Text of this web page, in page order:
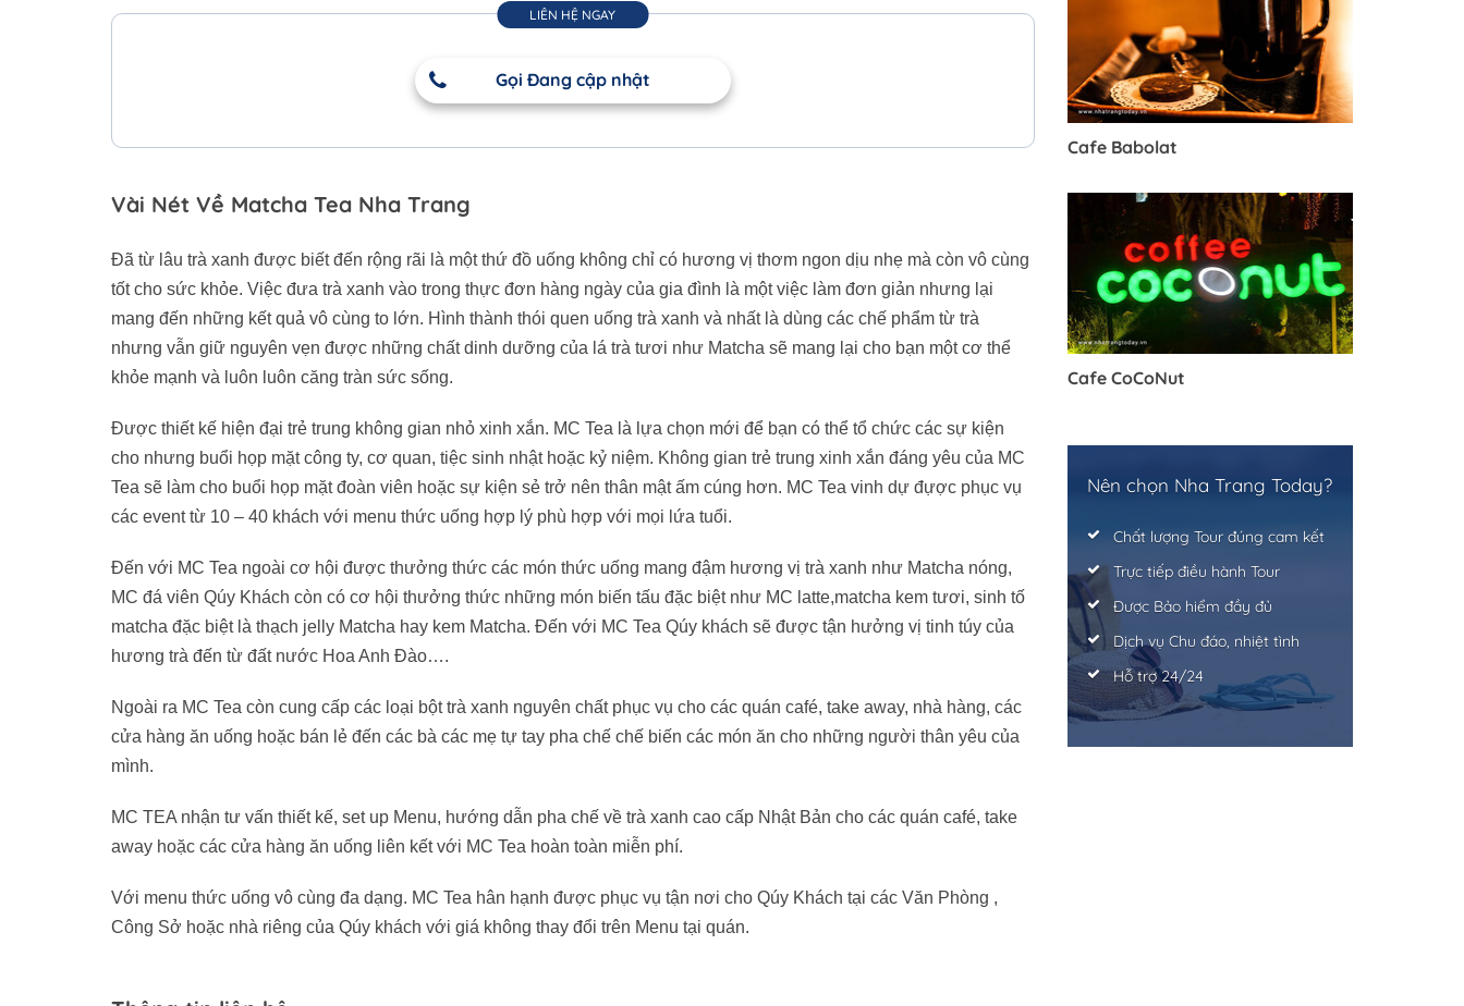
LIÊN HỆ NGAY
Gọi Đang cập nhật
Vài Nét Về Matcha Tea Nha Trang
Đã từ lâu trà xanh được biết đến rộng rãi là một thứ đồ uống không chỉ có hương vị thơm ngon dịu nhẹ mà còn vô cùng
tốt cho sức khỏe. Việc đưa trà xanh vào trong thực đơn hàng ngày của gia đình là một việc làm đơn giản nhưng lại
mang đến những kết quả vô cùng to lớn. Hình thành thói quen uống trà xanh và nhất là dùng các chế phẩm từ trà
nhưng vẫn giữ nguyên vẹn được những chất dinh dưỡng của lá trà tươi như Matcha sẽ mang lại cho bạn một cơ thể
khỏe mạnh và luôn luôn căng tràn sức sống.
Được thiết kế hiện đại trẻ trung không gian nhỏ xinh xắn. MC Tea là lựa chọn mới để bạn có thể tổ chức các sự kiện
cho nhưng buổi họp mặt công ty, cơ quan, tiệc sinh nhật hoặc kỷ niệm. Không gian trẻ trung xinh xắn đáng yêu của MC
Tea sẽ làm cho buổi họp mặt đoàn viên hoặc sự kiện sẻ trở nên thân mật ấm cúng hơn. MC Tea vinh dự đựợc phục vụ
các event từ 10 – 40 khách với menu thức uống hợp lý phù hợp với mọi lứa tuổi.
Đến với MC Tea ngoài cơ hội được thưởng thức các món thức uống mang đậm hương vị trà xanh như Matcha nóng,
MC đá viên Qúy Khách còn có cơ hội thưởng thức những món biến tấu đặc biệt như MC latte,matcha kem tươi, sinh tố
matcha đặc biệt là thạch jelly Matcha hay kem Matcha. Đến với MC Tea Qúy khách sẽ được tận hưởng vị tinh túy của
hương trà đến từ đất nước Hoa Anh Đào….
Ngoài ra MC Tea còn cung cấp các loại bột trà xanh nguyên chất phục vụ cho các quán café, take away, nhà hàng, các
cửa hàng ăn uống hoặc bán lẻ đến các bà các mẹ tự tay pha chế chế biến các món ăn cho những người thân yêu của
mình.
MC TEA nhận tư vấn thiết kế, set up Menu, hướng dẫn pha chế về trà xanh cao cấp Nhật Bản cho các quán café, take
away hoặc các cửa hàng ăn uống liên kết với MC Tea hoàn toàn miễn phí.
Với menu thức uống vô cùng đa dạng. MC Tea hân hạnh được phục vụ tận nơi cho Qúy Khách tại các Văn Phòng ,
Công Sở hoặc nhà riêng của Qúy khách với giá không thay đổi trên Menu tại quán.
Cafe Babolat
Cafe CoCoNut
Nên chọn Nha Trang Today?
Chất lượng Tour đúng cam kết
Trực tiếp điều hành Tour
Được Bảo hiểm đầy đủ
Dịch vụ Chu đáo, nhiệt tình
Hỗ trợ 24/24